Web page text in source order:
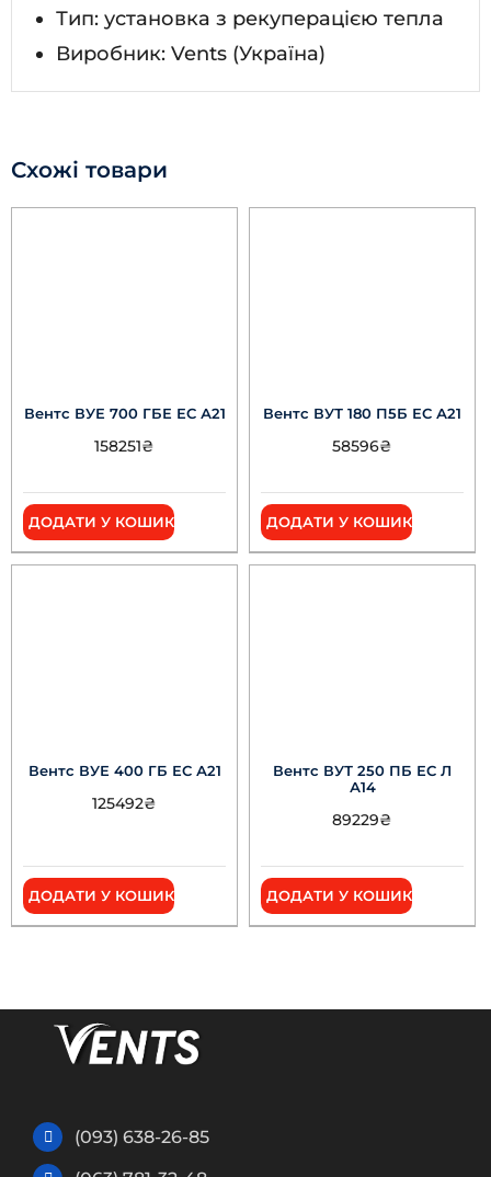
Тип: установка з рекуперацією тепла
Виробник: Vents (Україна)
Схожі товари
Вентс ВУЕ 700 ГБЕ ЕС А21
158251₴
ДОДАТИ У КОШИК
Вентс ВУТ 180 П5Б ЕС А21
58596₴
ДОДАТИ У КОШИК
Вентс ВУЕ 400 ГБ ЕС А21
125492₴
ДОДАТИ У КОШИК
Вентс ВУТ 250 ПБ ЕС Л
А14
89229₴
ДОДАТИ У КОШИК
(093) 638-26-85